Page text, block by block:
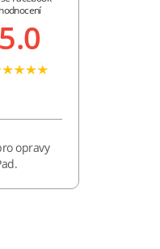
hodnocení
5.0
opravy